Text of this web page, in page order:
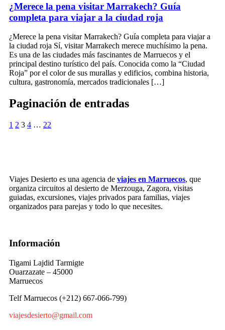
¿Merece la pena visitar Marrakech? Guía
completa para viajar a la ciudad roja
¿Merece la pena visitar Marrakech? Guía completa para viajar a
la ciudad roja Sí, visitar Marrakech merece muchísimo la pena.
Es una de las ciudades más fascinantes de Marruecos y el
principal destino turístico del país. Conocida como la “Ciudad
Roja” por el color de sus murallas y edificios, combina historia,
cultura, gastronomía, mercados tradicionales […]
Paginación de entradas
1 2 3 4 … 22
Viajes Desierto es una agencia de viajes en Marruecos, que
organiza circuitos al desierto de Merzouga, Zagora, visitas
guiadas, excursiones, viajes privados para familias, viajes
organizados para parejas y todo lo que necesites.
Información
Tigami Lajdid Tarmigte
Ouarzazate – 45000
Marruecos
Telf Marruecos (+212) 667-066-799)
viajesdesierto@gmail.com